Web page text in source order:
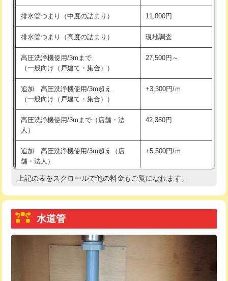
持込商品取付（浄水器・分岐水栓） 16,500円
給水管工事※（ホール加工) 16,500円
給水管工事※（バンド止め) 3,300円
給水管工事※（支持金具設置)
給水管工事※（保温材使用（バンド止
め込み）)
5,500円
給水管工事※（土の掘削・埋め戻し作
業)
11,000円
給水管工事※（塩ビ管（VP・HI）使
用/3ｍまで)
33,000円
給水管工事※（塩ビ管（VP・HI）使
+8,800円
給水管工事※（ライニング鋼管・銅
管・ポリ管・HT管使用/3ｍまで)
給水管工事※（ライニング鋼管・銅
管・ポリ管・HT管使用/3ｍ超え)
排水管工事（土の掘削・埋め戻し作
11,000円~
排水管つまり（中度の詰まり） 11,000円
排水管つまり（高度の詰まり） 現地調査
高圧洗浄機使用/3mまで
（一般向け（戸建て・集合））
27,500円～
追加 高圧洗浄機使用/3m超え
（一般向け（戸建て・集合））
+3,300円/ｍ
高圧洗浄機使用/3mまで（店舗・法
人）
42,350円
追加 高圧洗浄機使用/3m超え（店
舗・法人）
+5,500円/ｍ
高度高圧洗浄換 現地調査
トーラー機使用/3mまで
追加トーラー機使用/3m超え
上記の表をスクロールで他の料金もご覧になれます。
水道管